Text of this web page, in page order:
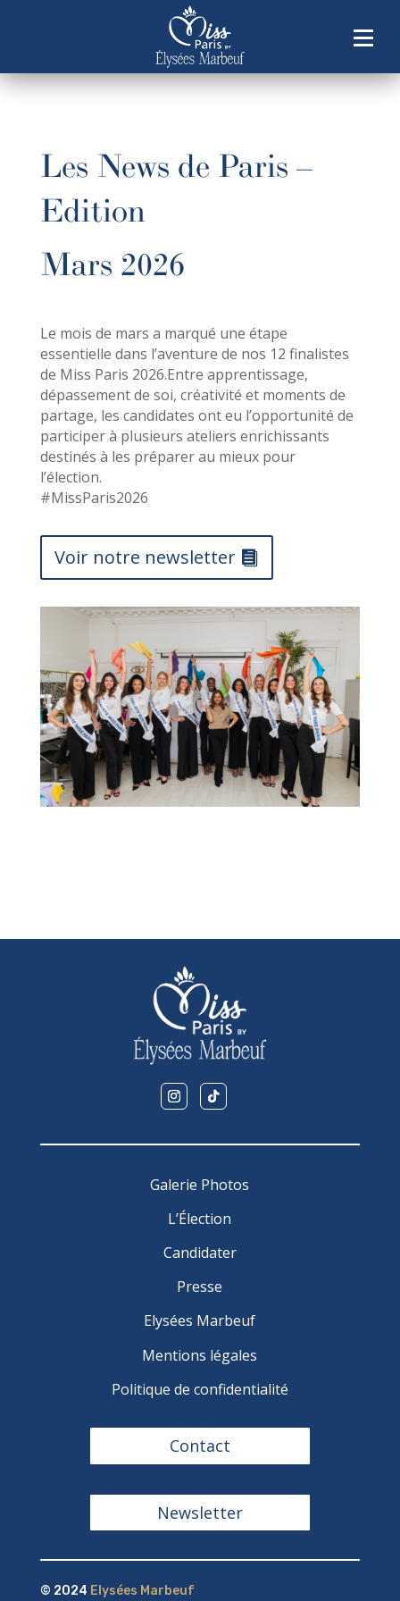
Les News de Paris –
Edition
Mars 2026
Le mois de mars a marqué une étape
essentielle dans l’aventure de nos 12 finalistes
de Miss Paris 2026.Entre apprentissage,
dépassement de soi, créativité et moments de
partage, les candidates ont eu l’opportunité de
participer à plusieurs ateliers enrichissants
destinés à les préparer au mieux pour
l’élection.
#MissParis2026
Voir notre newsletter
Galerie Photos
L’Élection
Candidater
Presse
Elysées Marbeuf
Mentions légales
Politique de confidentialité
Contact
Newsletter
© 2024 Elysées Marbeuf